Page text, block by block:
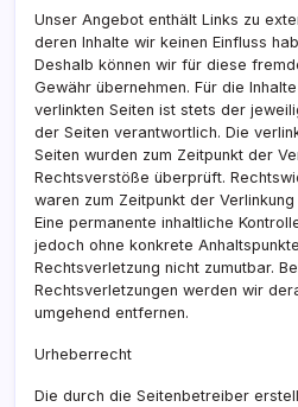
Unser Angebot enthält Links zu
deren Inhalte wir keinen Einfluss
Deshalb können wir für diese
Gewähr übernehmen. Für die
verlinkten Seiten ist stets der
der Seiten verantwortlich. Die
Seiten wurden zum Zeitpunkt der
Rechtsverstöße überprüft.
waren zum Zeitpunkt der
Eine permanente inhaltliche
jedoch ohne konkrete
Rechtsverletzung nicht zumutbar.
Rechtsverletzungen werden wir
umgehend entfernen.
Urheberrecht
Die durch die Seitenbetreiber